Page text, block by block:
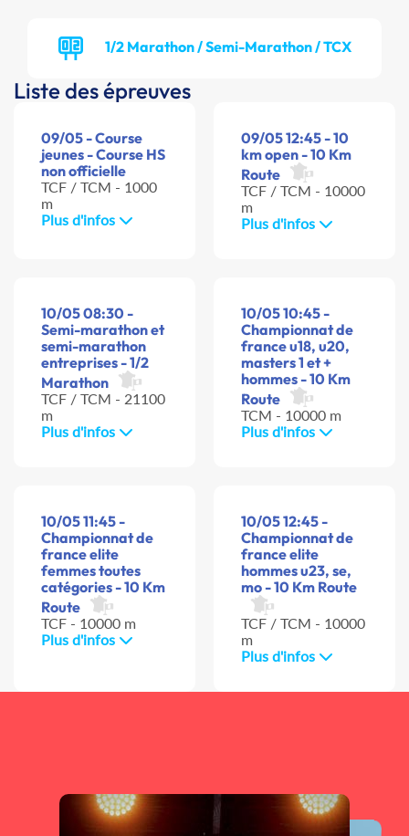
1/2 Marathon / Semi-Marathon / TCX
Liste des épreuves
09/05 - Course
jeunes - Course HS
non officielle
TCF / TCM - 1000
m
Plus d'infos
09/05 12:45 - 10
km open - 10 Km
Route
TCF / TCM - 10000
m
Plus d'infos
10/05 08:30 -
Semi-marathon et
semi-marathon
entreprises - 1/2
Marathon
TCF / TCM - 21100
m
Plus d'infos
10/05 10:45 -
Championnat de
france u18, u20,
masters 1 et +
hommes - 10 Km
Route
TCM - 10000 m
Plus d'infos
10/05 11:45 -
Championnat de
france elite
femmes toutes
catégories - 10 Km
Route
TCF - 10000 m
Plus d'infos
10/05 12:45 -
Championnat de
france elite
hommes u23, se,
mo - 10 Km Route
TCF / TCM - 10000
m
Plus d'infos